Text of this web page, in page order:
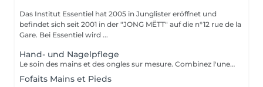
Das Institut Essentiel hat 2005 in Junglister eröffnet und
befindet sich seit 2001 in der "JONG MËTT" auf die n°12 rue de la
Gare. Bei Essentiel wird ...
Hand- und Nagelpflege
Le soin des mains et des ongles sur mesure. Combinez l'une des prestations avec votre soin visage.
Fofaits Mains et Pieds